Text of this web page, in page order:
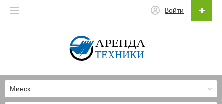
Войти
Минск